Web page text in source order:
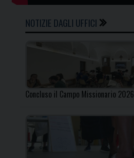
NOTIZIE DAGLI UFFICI
Concluso il Campo Missionario 2026